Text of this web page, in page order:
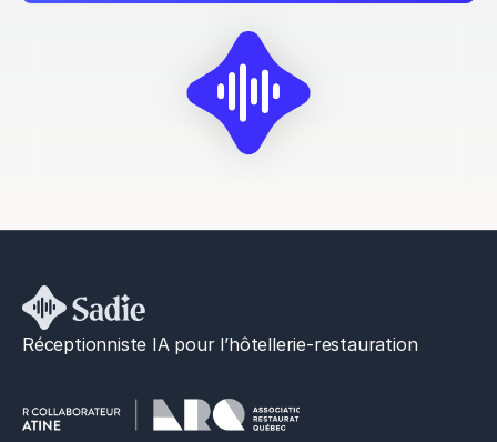
Réceptionniste IA pour l’hôtellerie-restauration